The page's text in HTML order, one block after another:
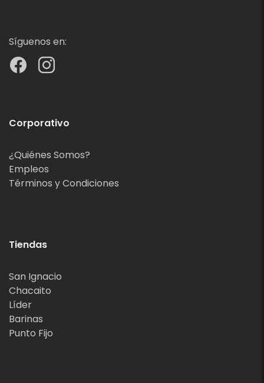
Síguenos en:
Corporativo
¿Quiénes Somos?
Empleos
Términos y Condiciones
Tiendas
San Ignacio
Chacaito
Líder
Barinas
Punto Fijo